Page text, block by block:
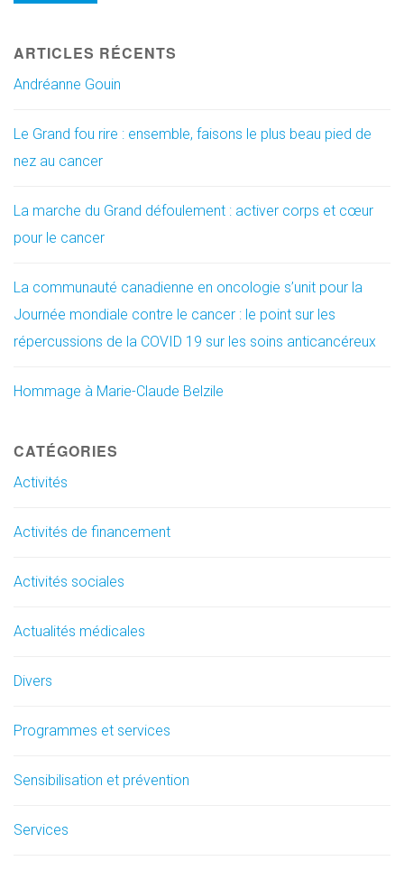
ARTICLES RÉCENTS
Andréanne Gouin
Le Grand fou rire : ensemble, faisons le plus beau pied de
nez au cancer
La marche du Grand défoulement : activer corps et cœur
pour le cancer
La communauté canadienne en oncologie s’unit pour la
Journée mondiale contre le cancer : le point sur les
répercussions de la COVID 19 sur les soins anticancéreux
Hommage à Marie-Claude Belzile
CATÉGORIES
Activités
Activités de financement
Activités sociales
Actualités médicales
Divers
Programmes et services
Sensibilisation et prévention
Services